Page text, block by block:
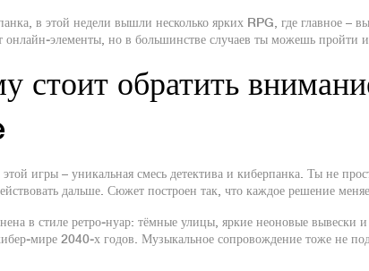
в этой недели вышли несколько ярких RPG, где главное –
онлайн‑элементы, но в большинстве случаев ты можешь пройти
стоит обратить
игры – уникальная смесь детектива и киберпанка. Ты не
дальше. Сюжет построен так, что каждое решение
в стиле ретро‑нуар: тёмные улицы, яркие неоновые
2040‑х годов. Музыкальное сопровождение тоже не